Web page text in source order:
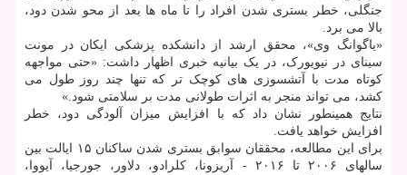
جنگلی، خطر بستری شدن افراد را تا ماه ها بعد از محو شدن دود،
بالا می برد.
«یاگوانگ وی»، محقق ارشد از دانشکده پزشکی ایکان در مونت
سینای در نیویورک، در یک بیانیه خبری اظهار داشت: «حتی مواجهه
کوتاه مدت با آتشسوزی های کوچک تر که تنها چند روز طول می
کشد، می تواند منجر به اثرات طولانی مدت بر سلامتی شود.»
نتایج همینطور نشان داد که با افزایش میزان آلودگی دود، خطر
افزایش خواهد یافت.
برای این مطالعه، محققان سوابق بستری شدن ساکنان ۱۵ ایالت بین
سالهای ۲۰۰۶ تا ۲۰۱۶ - آریزونا، کلرادو، دلاور، جورجیا، آیووا،